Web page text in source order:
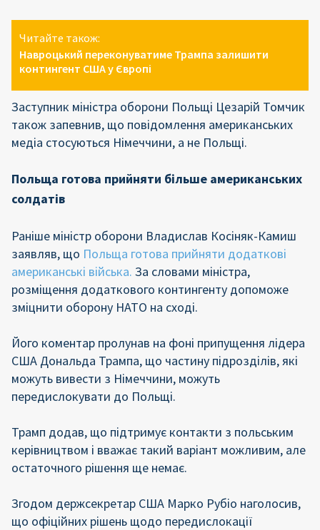
Читайте також:
Навроцький переконуватиме Трампа залишити
контингент США у Європі
Заступник міністра оборони Польщі Цезарій Томчик
також запевнив, що повідомлення американських
медіа стосуються Німеччини, а не Польщі.
Польща готова прийняти більше американських
солдатів
Раніше міністр оборони Владислав Косіняк-Камиш
заявляв, що Польща готова прийняти додаткові
американські війська. За словами міністра,
розміщення додаткового контингенту допоможе
зміцнити оборону НАТО на сході.
Його коментар пролунав на фоні припущення лідера
США Дональда Трампа, що частину підрозділів, які
можуть вивести з Німеччини, можуть
передислокувати до Польщі.
Трамп додав, що підтримує контакти з польським
керівництвом і вважає такий варіант можливим, але
остаточного рішення ще немає.
Згодом держсекретар США Марко Рубіо наголосив,
що офіційних рішень щодо передислокації